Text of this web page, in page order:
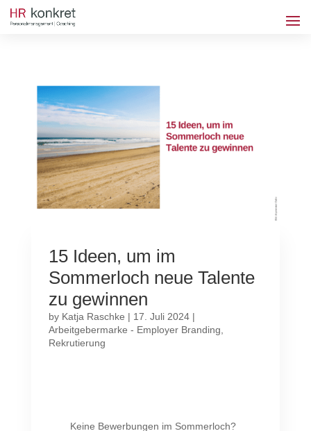
15 Ideen, um im
Sommerloch neue Talente
zu gewinnen
by Katja Raschke | 17. Juli 2024|
Arbeitgebermarke - Employer Branding
Rekrutierung
Keine Bewerbungen im Sommerloch?